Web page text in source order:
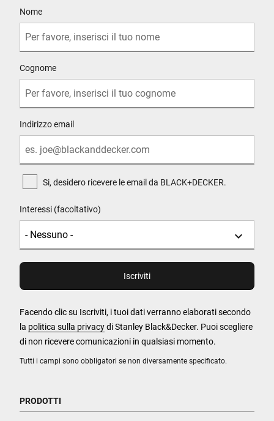
Tutti i campi sono obbligatori se non diversamente specificato.
Nome
Cognome
Indirizzo email
Si, desidero ricevere le email da BLACK+DECKER.
Interessi (facoltativo)
Facendo clic su Iscriviti, i tuoi dati verranno elaborati secondo
la politica sulla privacydi Stanley Black&Decker. Puoi scegliere
di non ricevere comunicazioni in qualsiasi momento.
PRODOTTI